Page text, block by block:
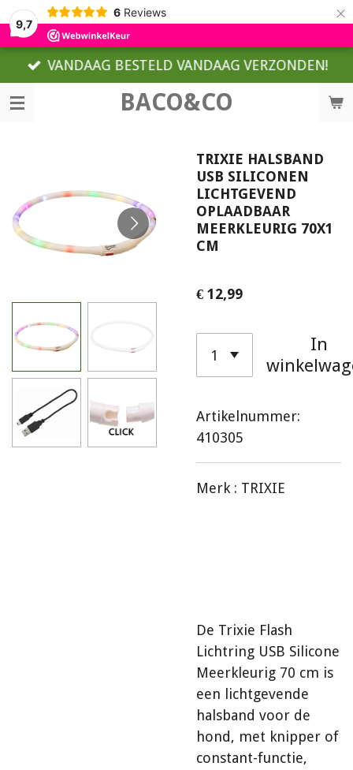
9,7
6 Reviews ×
BACO&CO
VANDAAG BESTELD VANDAAG VERZONDEN!
TRIXIE HALSBAND
USB SILICONEN
LICHTGEVEND
OPLAADBAAR
MEERKLEURIG 70X1
CM
€ 12,99
In
Artikelnummer:
410305
Merk : TRIXIE
De Trixie Flash
Lichtring USB Silicone
Meerkleurig 70 cm is
een lichtgevende
halsband voor de
hond, met knipper of
constant-functie,